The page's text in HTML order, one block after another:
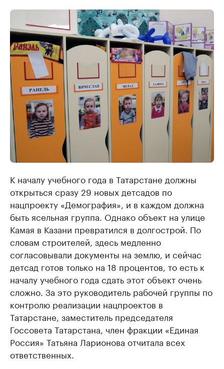
К началу учебного года в Татарстане должны
открыться сразу 29 новых детсадов по
нацпроекту «Демография», и в каждом должна
быть ясельная группа. Однако объект на улице
Камая в Казани превратился в долгострой. По
словам строителей, здесь медленно
согласовывали документы на землю, и сейчас
детсад готов только на 18 процентов, то есть к
началу учебного года сдать этот объект очень
сложно. За это руководитель рабочей группы по
контролю реализации нацпроектов в
Татарстане, заместитель председателя
Госсовета Татарстана, член фракции «Единая
Россия» Татьяна Ларионова отчитала всех
ответственных.